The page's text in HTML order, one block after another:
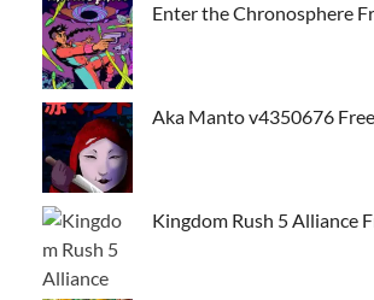
Enter the Chronosphere
Aka Manto v4350676
Kingdom Rush 5 Alliance